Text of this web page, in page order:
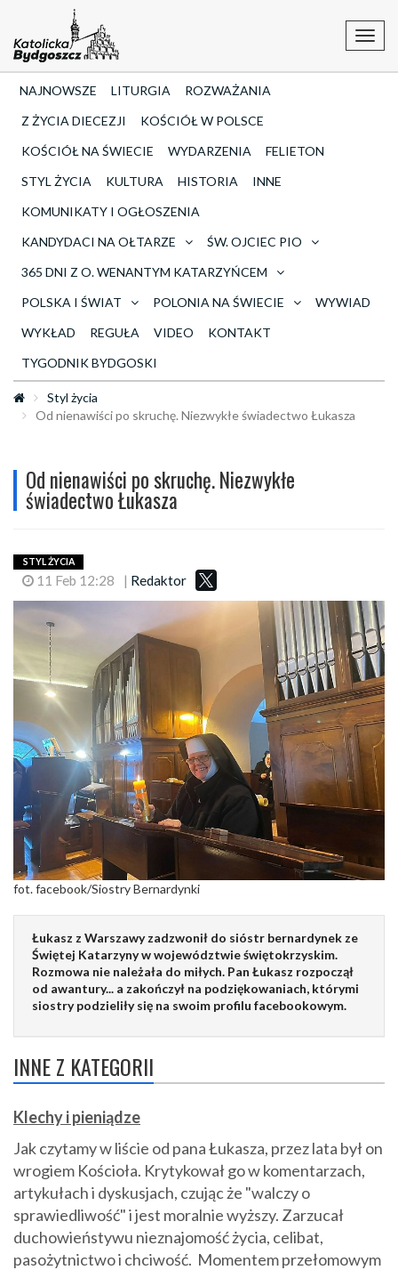
NAJNOWSZE LITURGIA
ROZWAŻANIA
Z ŻYCIA DIECEZJI
KOŚCIÓŁ W POLSCE
KOŚCIÓŁ NA ŚWIECIE
WYDARZENIA
FELIETON
STYL ŻYCIA
KULTURA HISTORIA
INNE
KOMUNIKATY I OGŁOSZENIA
KANDYDACI NA OŁTARZE
ŚW. OJCIEC PIO
365 DNI Z O. WENANTYM KATARZYŃCEM
POLSKA I ŚWIAT
POLONIA NA ŚWIECIE
WYWIAD
WYKŁAD
REGUŁA VIDEO
KONTAKT
TYGODNIK BYDGOSKI
Styl życia
Od nienawiści po skruchę. Niezwykłe świadectwo Łukasza
Od nienawiści po skruchę. Niezwykłe
świadectwo Łukasza
STYL ŻYCIA
11 Feb 12:28 | Redaktor
fot. facebook/Siostry Bernardynki
Łukasz z Warszawy zadzwonił do sióstr bernardynek ze
Świętej Katarzyny w województwie świętokrzyskim.
Rozmowa nie należała do miłych. Pan Łukasz rozpoczął
od awantury... a zakończył na podziękowaniach, którymi
siostry podzieliły się na swoim profilu facebookowym.
INNE Z KATEGORII
Klechy i pieniądze
Jak czytamy w liście od pana Łukasza, przez lata był on
wrogiem Kościoła. Krytykował go w komentarzach,
artykułach i dyskusjach, czując że "walczy o
sprawiedliwość" i jest moralnie wyższy. Zarzucał
duchowieństywu nieznajomość życia, celibat,
pasożytnictwo i chciwość. Momentem przełomowym